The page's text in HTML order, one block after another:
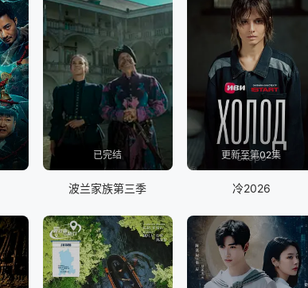
已完结
波兰家族第三季
更新至第02集
冷2026